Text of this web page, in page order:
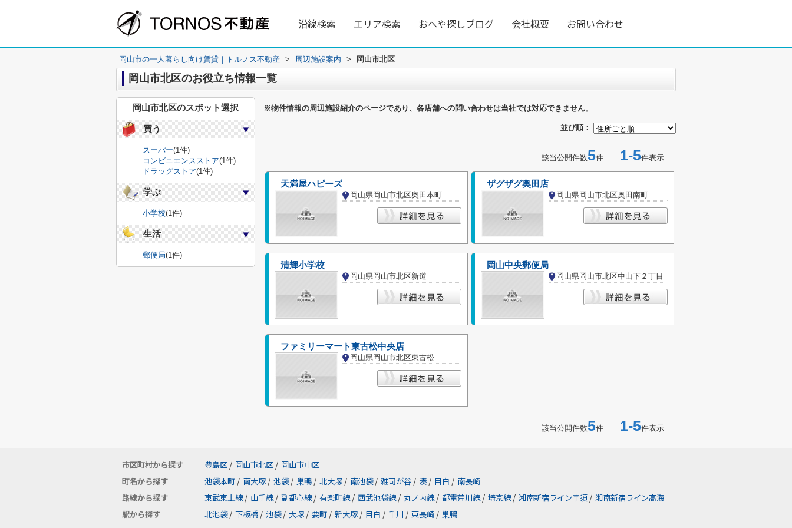
沿線検索 エリア検索 おへや探しブログ 会社概要 お問い合わせ
岡山市の一人暮らし向け賃貸｜トルノス不動産 > 周辺施設案内 > 岡山市北区
岡山市北区のお役立ち情報一覧
※物件情報の周辺施設紹介のページであり、各店舗への問い合わせは当社では対応できません。
並び順：
該当公開件数5件 1-5件表示
天満屋ハピーズ
岡山県岡山市北区奥田本町
ザグザグ奥田店
岡山県岡山市北区奥田南町
清輝小学校
岡山県岡山市北区新道
岡山中央郵便局
岡山県岡山市北区中山下２丁目
ファミリーマート東古松中央店
岡山県岡山市北区東古松
該当公開件数5件 1-5件表示
岡山市北区のスポット選択
買う
スーパー(1件)
コンビニエンスストア(1件)
ドラッグストア(1件)
学ぶ
小学校(1件)
生活
郵便局(1件)
市区町村から探す 豊島区 / 岡山市北区 / 岡山市中区
町名から探す
池袋本町 / 南大塚 / 池袋 / 巣鴨 / 北大塚 / 南池袋 / 雑司が谷 / 湊 / 目白 / 南長崎
路線から探す
東武東上線 / 山手線 / 副都心線 / 有楽町線 / 西武池袋線 / 丸ノ内線 / 都電荒川線 / 埼京線 / 湘南新宿ライン宇須 / 湘南新宿ライン高海
駅から探す
北池袋 / 下板橋 / 池袋 / 大塚 / 要町 / 新大塚 / 目白 / 千川 / 東長崎 / 巣鴨